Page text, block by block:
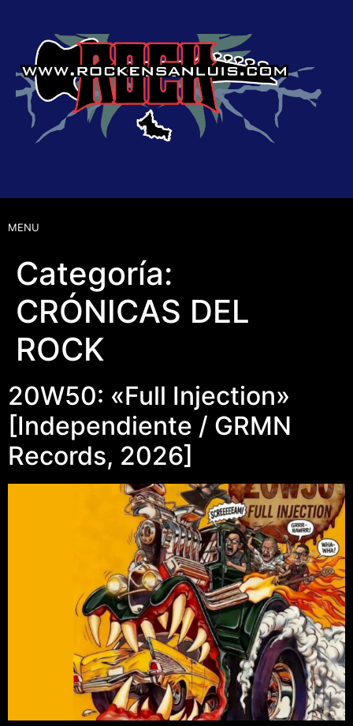
MENU
Categoría:
CRÓNICAS DEL
ROCK
20W50: «Full Injection»
[Independiente / GRMN
Records, 2026]